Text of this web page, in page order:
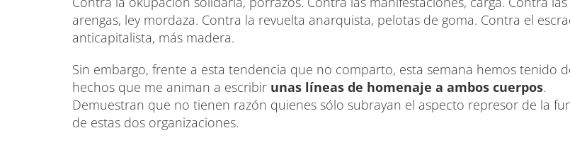
arengas, ley mordaza. Contra la revuelta anarquista, pelotas de goma. Contra el
anticapitalista, más madera.
Sin embargo, frente a esta tendencia que no comparto, esta semana hemos tenido
hechos que me animan a escribir unas líneas de homenaje a ambos cuerpos.
Demuestran que no tienen razón quienes sólo subrayan el aspecto represor de la
de estas dos organizaciones.